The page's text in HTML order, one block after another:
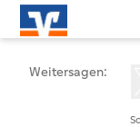
Weitersagen: